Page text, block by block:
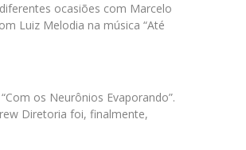
ocasiões com Marcelo
Luiz Melodia na música “Até
os Neurônios Evaporando”.
Diretoria foi, finalmente,